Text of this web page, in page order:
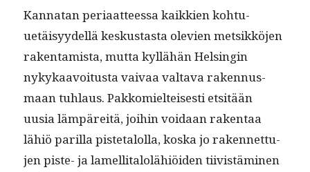
Kan­natan peri­aat­teessa kaikkien kohtu­
uetäisyy­del­lä keskus­tas­ta ole­vien met­sikkö­jen
rak­en­tamista, mut­ta kyl­lähän Helsin­gin
nykykaavoitus­ta vaivaa val­ta­va raken­nus­
maan tuh­laus. Pakkomiel­teis­es­ti etsitään
uusia läm­päre­itä, joi­hin voidaan rak­en­taa
lähiö par­il­la pis­te­talol­la, kos­ka jo raken­net­tu­
jen piste- ja lamel­li­talolähiöi­den tiivistämi­nen